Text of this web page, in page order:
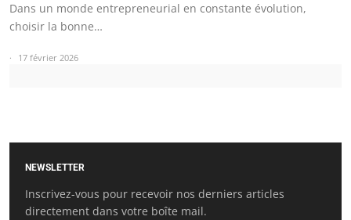
Dans un monde entrepreneurial en constante évolution,
choisir la bonne…
17 février 2026
NEWSLETTER
Inscrivez-vous pour recevoir nos derniers articles
directement dans votre boîte mail.